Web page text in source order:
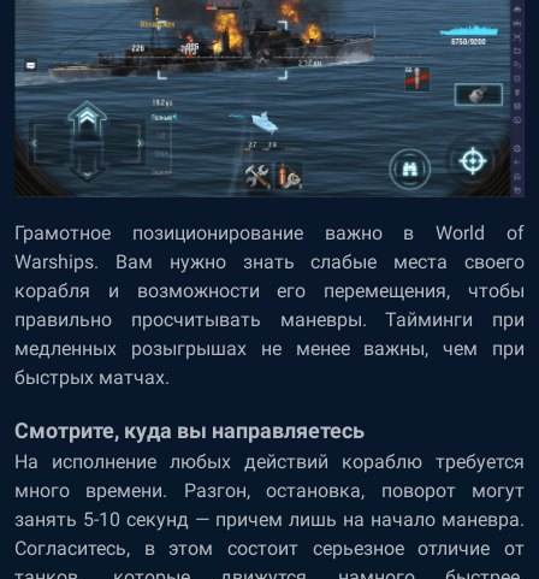
Грамотное позиционирование важно в World of
Warships. Вам нужно знать слабые места своего
корабля и возможности его перемещения, чтобы
правильно просчитывать маневры. Тайминги при
медленных розыгрышах не менее важны, чем при
быстрых матчах.
Смотрите, куда вы направляетесь
На исполнение любых действий кораблю требуется
много времени. Разгон, остановка, поворот могут
занять 5-10 секунд — причем лишь на начало маневра.
Согласитесь, в этом состоит серьезное отличие от